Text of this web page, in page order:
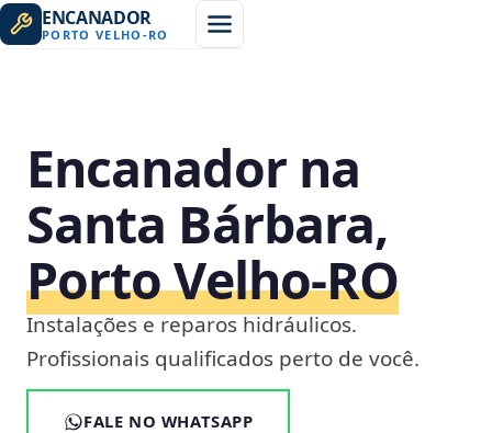
ENCANADOR
PORTO VELHO -RO
Encanador na
Santa Bárbara,
Porto Velho‑RO
Instalações e reparos hidráulicos.
Profissionais qualificados perto de você.
FALE NO WHATSAPP